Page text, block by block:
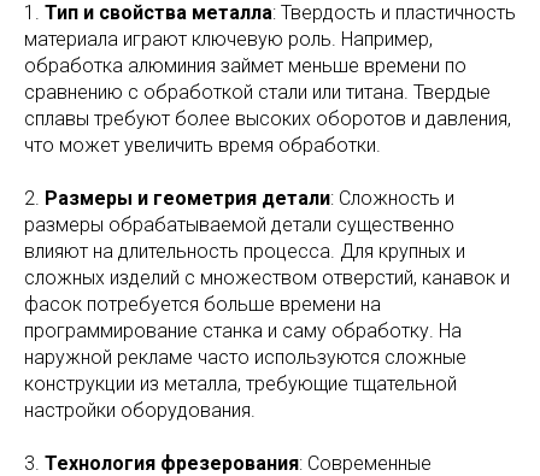
1. Тип и свойства металла: Твердость и пластичность
материала играют ключевую роль. Например,
обработка алюминия займет меньше времени по
сравнению с обработкой стали или титана. Твердые
сплавы требуют более высоких оборотов и давления,
что может увеличить время обработки.
2. Размеры и геометрия детали: Сложность и
размеры обрабатываемой детали существенно
влияют на длительность процесса. Для крупных и
сложных изделий с множеством отверстий, канавок и
фасок потребуется больше времени на
программирование станка и саму обработку. На
наружной рекламе часто используются сложные
конструкции из металла, требующие тщательной
настройки оборудования.
3. Технология фрезерования: Современные